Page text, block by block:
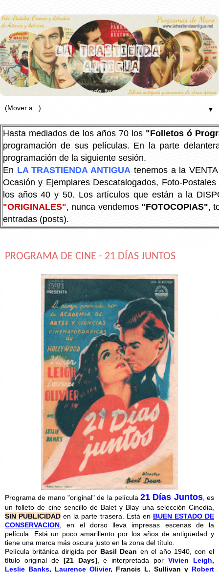
▼
Hasta mediados de los años 70 los "Folletos ó
programación de sus películas. En la parte
programación de la siguiente sesión.
En LA TRASTIENDA ANTIGUA tenemos a la
Ocasión y Ejemplares Descatalogados, Foto-
los años 40 y 50. Los artículos que están a la
"ORIGINALES", nunca vendemos "FOTOCOPIAS",
entradas (posts).
PROGRAMA DE CINE - 21 DÍAS JUNTOS
Programa de mano "original" de la película21 Días Juntos, es
un folleto de cine sencillo de Balet y Blay una selección Cinedia,
SIN PUBLICIDAD en la parte trasera. Está en BUEN ESTADO DE
CONSERVACION , en el dorso lleva impresas escenas de la
película. Está un poco amarillento por los años de antigüedad y
tiene una marca más oscura justo en la zona del título.
Película británica dirigida por Basil Dean en el año 1940, con el
título original de [21 Days] , e interpretada porVivien Leigh,
Leslie Banks, Laurence Olivier, Francis L. Sullivan y Robert